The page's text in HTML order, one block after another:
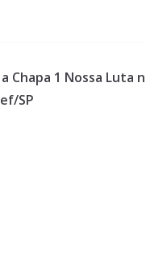
eChapa 1 Nossa Luta
SP